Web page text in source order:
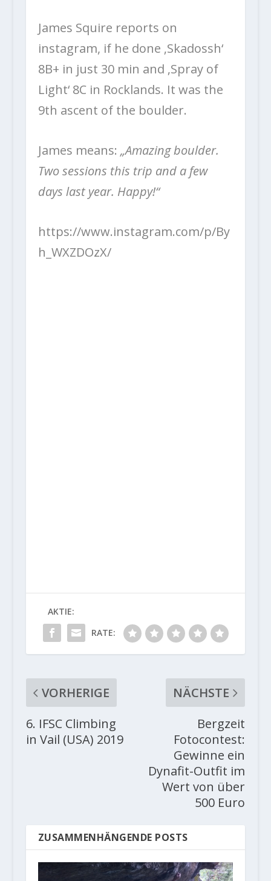
James Squire reports on
instagram, if he done ‚Skadossh‘
8B+ in just 30 min and ‚Spray of
Light‘ 8C in Rocklands. It was the
9th ascent of the boulder.
James means: „Amazing boulder.
Two sessions this trip and a few
days last year. Happy!“
https://www.instagram.com/p/By
h_WXZDOzX/
AKTIE:
RATE:
VORHERIGE
6. IFSC Climbing
in Vail (USA) 2019
NÄCHSTE
Bergzeit
Fotocontest:
Gewinne ein
Dynafit-Outfit im
Wert von über
500 Euro
ZUSAMMENHÄNGENDE POSTS